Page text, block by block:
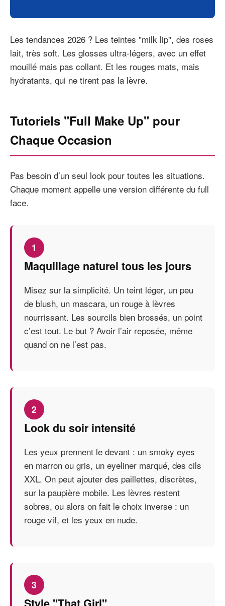
Les tendances 2026 ? Les teintes "milk lip", des roses
lait, très soft. Les glosses ultra-légers, avec un effet
mouillé mais pas collant. Et les rouges mats, mais
hydratants, qui ne tirent pas la lèvre.
Tutoriels "Full Make Up" pour
Chaque Occasion
Pas besoin d’un seul look pour toutes les situations.
Chaque moment appelle une version différente du full
face.
1
Maquillage naturel tous les jours
Misez sur la simplicité. Un teint léger, un peu
de blush, un mascara, un rouge à lèvres
nourrissant. Les sourcils bien brossés, un point
c’est tout. Le but ? Avoir l’air reposée, même
quand on ne l’est pas.
2
Look du soir intensité
Les yeux prennent le devant : un smoky eyes
en marron ou gris, un eyeliner marqué, des cils
XXL. On peut ajouter des paillettes, discrètes,
sur la paupière mobile. Les lèvres restent
sobres, ou alors on fait le choix inverse : un
rouge vif, et les yeux en nude.
3